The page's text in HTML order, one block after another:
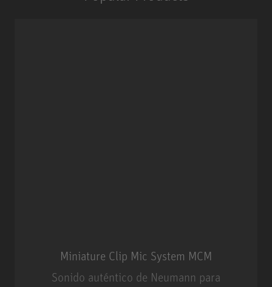
Miniature Clip Mic System MCM
Sonido auténtico de Neumann para